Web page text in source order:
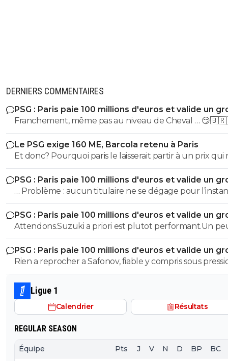
DERNIERS COMMENTAIRES
PSG : Paris paie 100 millions d'euros et valide un
départ
Franchement, même pas au niveau de Cheval …
🇫🇷🇺🇦
Le PSG exige 160 ME, Barcola retenu à Paris
Et donc? Pourquoi paris le laisserait partir à un prix qui
convient pas? Il restera c'est tout
PSG : Paris paie 100 millions d'euros et valide un
départ
… Problème : aucun titulaire ne se dégage pour
Ah, le Farcy de foutre01 …🤣🤣🇧🇷🇵🇹🇫🇷🇺🇦
PSG : Paris paie 100 millions d'euros et valide un
départ
Attendons.Suzuki a priori est plutot performant.Un
d'emulation supplementaire
PSG : Paris paie 100 millions d'euros et valide un
départ
Rien a reprocher a Safonov, fiable y compris sous
Pas le cas de Chevalier...
Ligue 1
Calendrier Résultats
REGULAR SEASON
Équipe Pts J V N D BP BC